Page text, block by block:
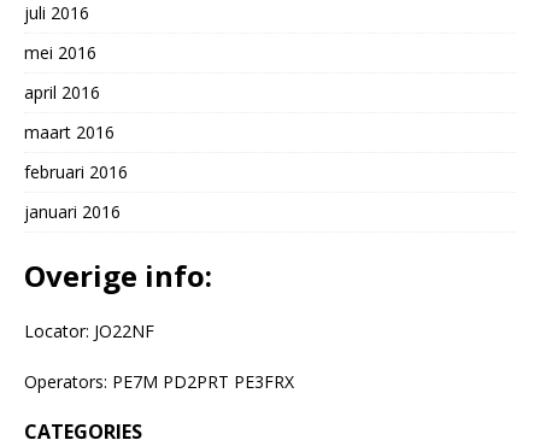
juli 2016
mei 2016
april 2016
maart 2016
februari 2016
januari 2016
Overige info:
Locator: JO22NF
Operators: PE7M PD2PRT PE3FRX
CATEGORIES